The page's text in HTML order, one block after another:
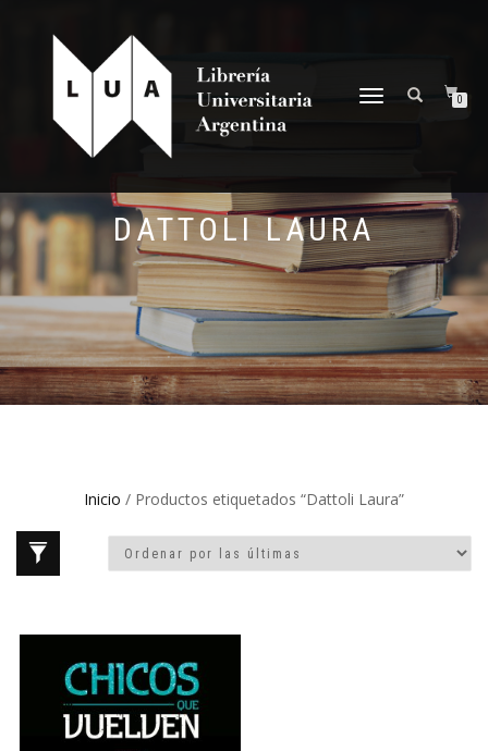
NAVEGACIÓN
0
DATTOLI LAURA
Inicio / Productos etiquetados “Dattoli Laura”